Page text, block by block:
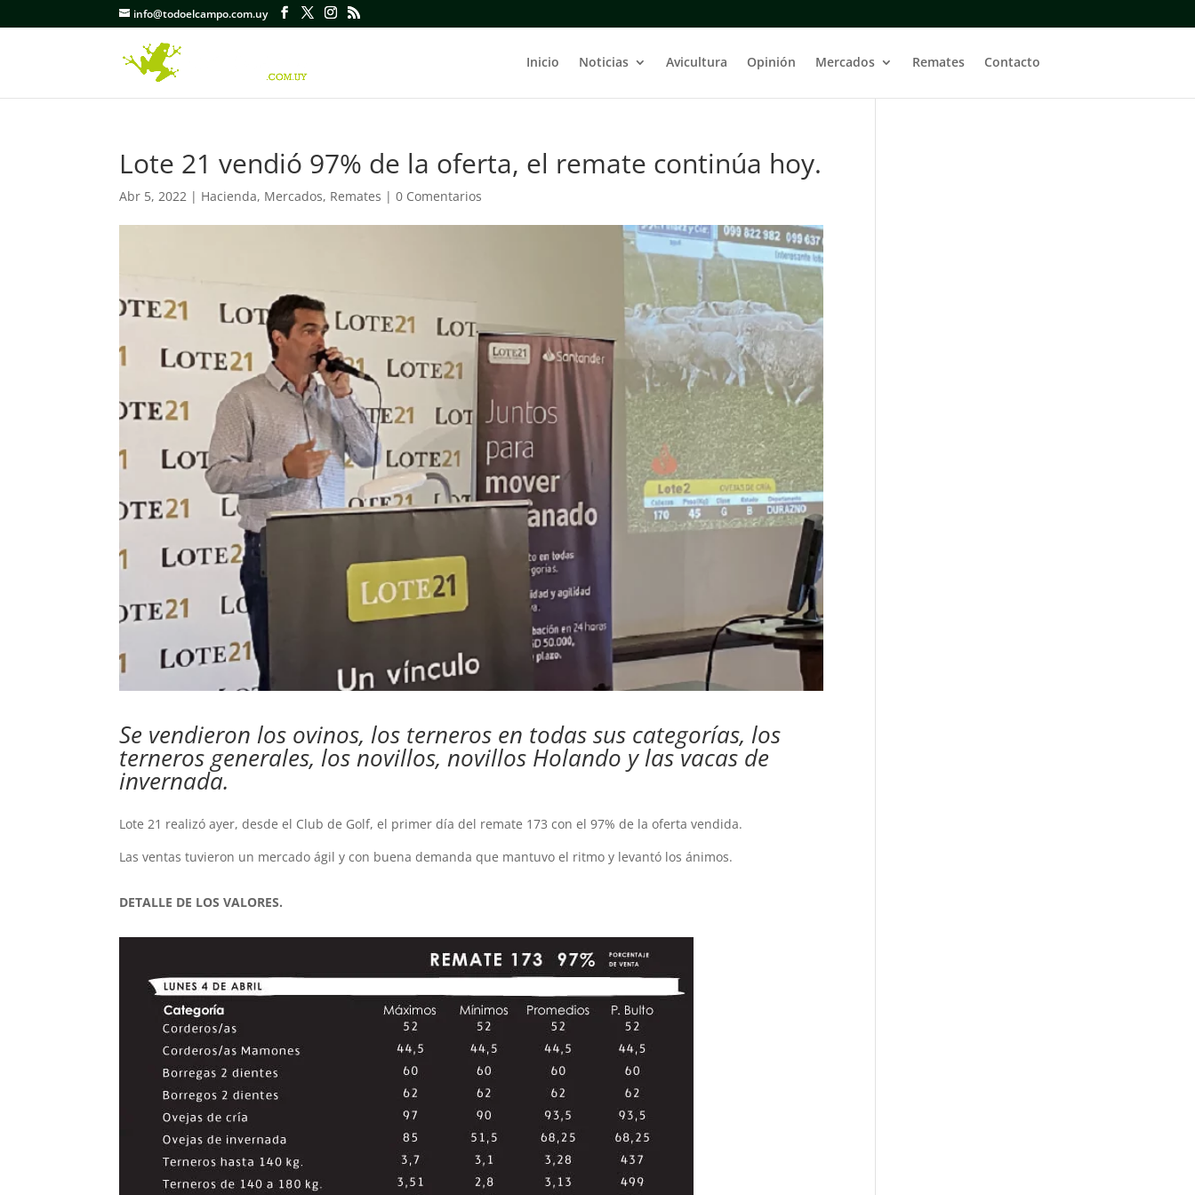
info@todoelcampo.com.uy
Inicio Noticias Avicultura Opinión Mercados Remates Contacto
Lote 21 vendió 97% de la oferta, el remate continúa hoy.
Abr 5, 2022 | Hacienda, Mercados, Remates |0 Comentarios
Se vendieron los ovinos, los terneros en todas sus categorías, los
terneros generales, los novillos, novillos Holando y las vacas de
invernada.
Lote 21 realizó ayer, desde el Club de Golf, el primer día del remate 173 con el 97% de la oferta vendida.
Las ventas tuvieron un mercado ágil y con buena demanda que mantuvo el ritmo y levantó los ánimos.
DETALLE DE LOS VALORES.